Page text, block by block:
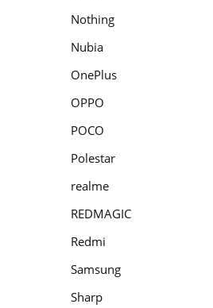
Nothing
Nubia
OnePlus
OPPO
POCO
Polestar
realme
REDMAGIC
Redmi
Samsung
Sharp